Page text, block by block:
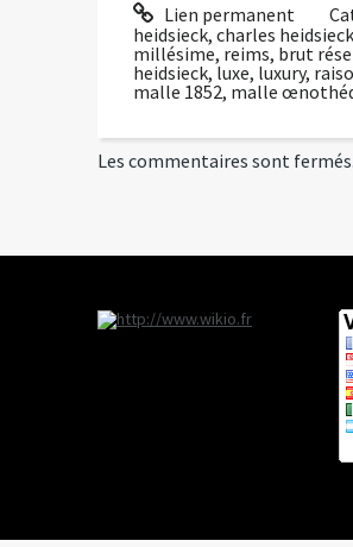
Lien permanent
heidsieck, charles heidsieck
millésime, reims, brut
heidsieck,luxe, luxury,
malle 1852, malle
Les commentaires sont fermés.